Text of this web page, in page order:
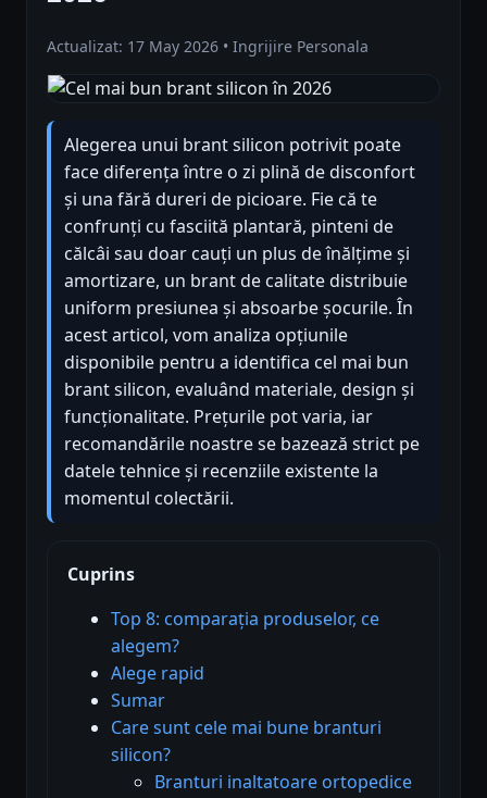
Actualizat: 17 May 2026 • Ingrijire Personala
Alegerea unui brant silicon potrivit poate
face diferența între o zi plină de disconfort
și una fără dureri de picioare. Fie că te
confrunți cu fasciită plantară, pinteni de
călcâi sau doar cauți un plus de înălțime și
amortizare, un brant de calitate distribuie
uniform presiunea și absoarbe șocurile. În
acest articol, vom analiza opțiunile
disponibile pentru a identifica cel mai bun
brant silicon, evaluând materiale, design și
funcționalitate. Prețurile pot varia, iar
recomandările noastre se bazează strict pe
datele tehnice și recenziile existente la
momentul colectării.
Cuprins
Top 8: comparația produselor, ce
alegem?
Alege rapid
Sumar
Care sunt cele mai bune branturi
silicon?
Branturi inaltatoare ortopedice